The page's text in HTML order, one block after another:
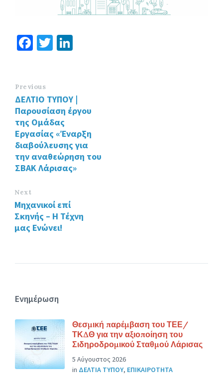
Fa
o
o
k
T
dI
n
Previous
ΔΕΛΤΙΟ ΤΥΠΟΥ |
Παρουσίαση έργου
της Ομάδας
Εργασίας «Έναρξη
διαβούλευσης για
την αναθεώρηση του
ΣΒΑΚ Λάρισας»
Next
Μηχανικοί επί
Σκηνής – Η Τέχνη
μας Ενώνει!
Ενημέρωση
Θεσμική παρέμβαση του ΤΕΕ/
ΤΚΔΘ για την αξιοποίηση του
Σιδηροδρομικού Σταθμού Λάρισας
5 Αύγουστος 2026
in ΔΕΛΤΙΑ ΤΥΠΟΥ, ΕΠΙΚΑΙΡΟΤΗΤΑ